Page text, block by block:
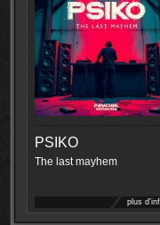
PSIKO
The last mayhem
plus